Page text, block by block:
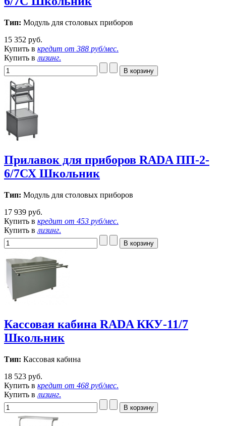
Тип: Модуль для столовых приборов
15 352 руб.
Купить в кредит от 388 руб/мес.
Купить в лизинг.
Прилавок для приборов RADA ПП-2-
6/7СХ Школьник
Тип: Модуль для столовых приборов
17 939 руб.
Купить в кредит от 453 руб/мес.
Купить в лизинг.
Кассовая кабина RADA ККУ-11/7
Школьник
Тип: Кассовая кабина
18 523 руб.
Купить в кредит от 468 руб/мес.
Купить в лизинг.